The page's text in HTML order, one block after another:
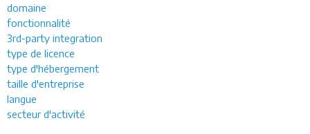
domaine
fonctionnalité
3rd-party integration
type de licence
type d'hébergement
taille d'entreprise
langue
secteur d'activité